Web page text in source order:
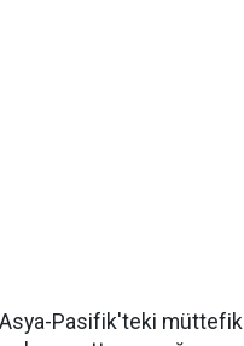
Asya-Pasifik'teki